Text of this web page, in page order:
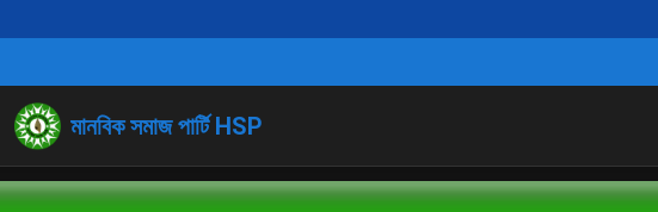
মানবিক সমাজ পার্টি HSP